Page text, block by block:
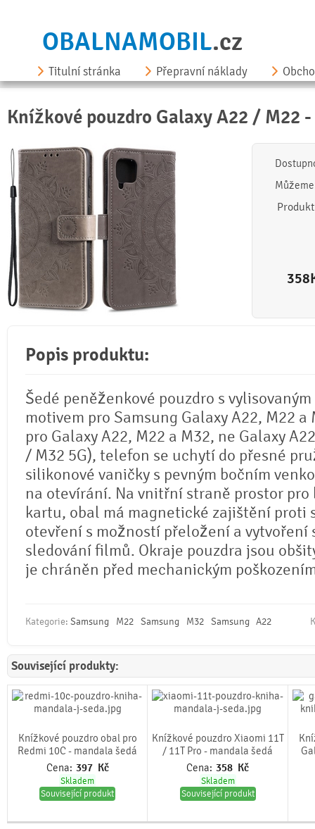
OBALNAMOBIL.cz
Titulní stránka Přepravní náklady
Knížkové pouzdro Galaxy A22 / M22
358
Popis produktu:
Šedé peněženkové pouzdro s
motivem pro Samsung Galaxy A22, M22 a
pro Galaxy A22, M22 a M32, ne Galaxy
/ M32 5G), telefon se uchytí do přesné
silikonové vaničky s pevným bočním
na otevírání. Na vnitřní straně prostor pro
kartu, obal má magnetické zajištění proti
otevření s možností přeložení a vytvoření
sledování filmů. Okraje pouzdra jsou
je chráněn před mechanickým
Kategorie: Samsung M22 Samsung M32 Samsung A22
Související produkty:
Knížkové pouzdro obal pro
Redmi 10C - mandala šedá
Cena: 397 Kč
Skladem
Související produkt
Knížkové pouzdro Xiaomi 11T
/ 11T Pro - mandala šedá
Cena: 358 Kč
Skladem
Související produkt